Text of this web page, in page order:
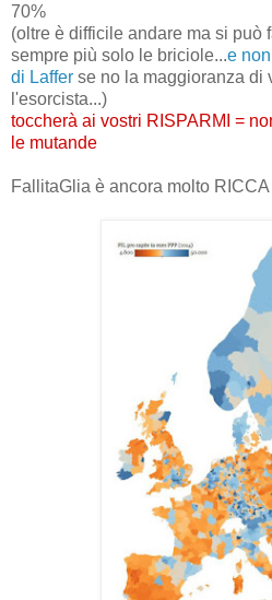
70%
(oltre è difficile andare ma si può
sempre più solo le briciole...e
di Laffer se no la maggioranza di
l'esorcista...)
toccherà ai vostri RISPARMI =
le mutande
FallitaGlia è ancora molto RICCA